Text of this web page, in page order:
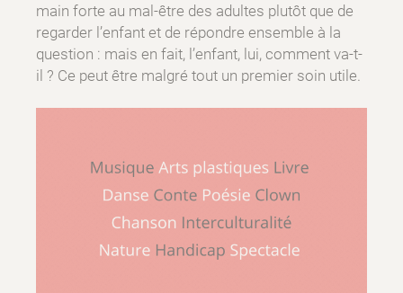
main forte au mal-être des adultes plutôt que de
regarder l’enfant et de répondre ensemble à la
question : mais en fait, l’enfant, lui, comment va-t-
il ? Ce peut être malgré tout un premier soin utile.